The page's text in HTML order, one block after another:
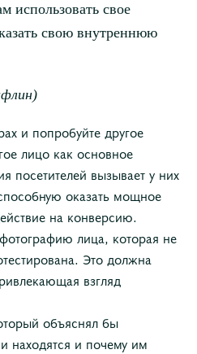
свое
свою внутреннюю
и попробуйте другое
лицо как основное
посетителей вызывает у них
оказать мощное
на конверсию.
лица, которая не
Это должна
взгляд
объяснял бы
находятся и почему им